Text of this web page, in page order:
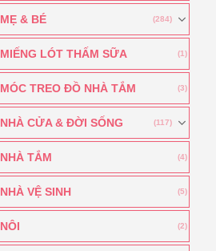
MẸ & BÉ (284)
MIẾNG LÓT THẤM SỮA (1)
MÓC TREO ĐỒ NHÀ TẮM (3)
NHÀ CỬA & ĐỜI SỐNG (117)
NHÀ TẮM (4)
NHÀ VỆ SINH (5)
NÔI (2)